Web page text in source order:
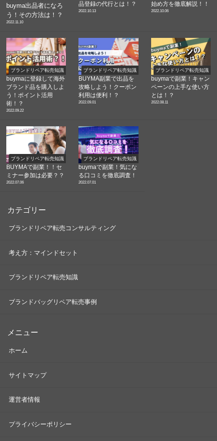
buyma出品者になろ
う！その方法は！？
2022.11.10
品登録の代行とは！？
2022.10.13
始め方を徹底解説！！
2022.10.06
ブランドリペア転売知識
buymaに登録して海外
ブランド品を購入しよ
う！ポイント活用
術！？
2022.09.22
ブランドリペア転売知識
BUYMA副業で出品を
攻略しよう！クーポン
利用は便利！？
2022.09.01
ブランドリペア転売知識
buymaで副業！キャン
ペーンの上手な使い方
とは！？
2022.08.11
ブランドリペア転売知識
BUYMAで副業！！セ
ミナー参加は必要？？
2022.07.06
ブランドリペア転売知識
buymaで副業！気にな
る口コミを徹底調査！
2022.07.01
カテゴリー
ブランドリペア転売コンサルティング
考え方：マインドセット
ブランドリペア転売知識
ブランドバッグリペア転売事例
メニュー
ホーム
サイトマップ
運営者情報
プライバシーポリシー